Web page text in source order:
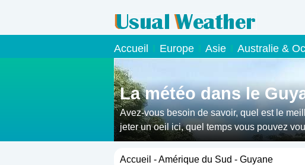
Accueil Europe Asie Australie &
La météo dans le
Avez-vous besoin de savoir, quel est le
jeter un oeil ici, quel temps vous pouvez
Accueil -Amérique du Sud - Guyane